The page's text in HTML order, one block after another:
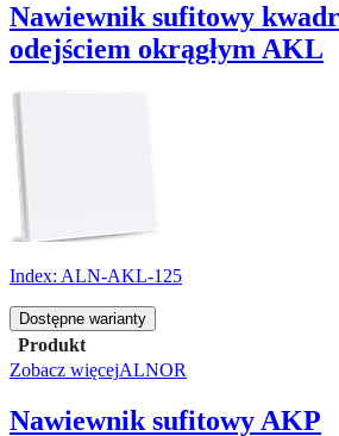
Nawiewnik sufitowy
odejściem okrągłym AKL
Index: ALN-AKL-125
Dostępne warianty
Produkt
Zobacz więcejALNOR
Nawiewnik sufitowy AKP